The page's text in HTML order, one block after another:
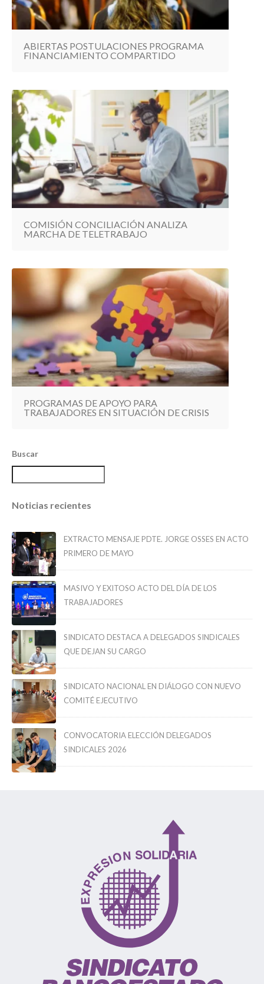
ABIERTAS POSTULACIONES PROGRAMA
FINANCIAMIENTO COMPARTIDO
COMISIÓN CONCILIACIÓN ANALIZA
MARCHA DE TELETRABAJO
PROGRAMAS DE APOYO PARA
TRABAJADORES EN SITUACIÓN DE CRISIS
Buscar
Noticias recientes
EXTRACTO MENSAJE PDTE. JORGE OSSES EN ACTO
PRIMERO DE MAYO
MASIVO Y EXITOSO ACTO DEL DÍA DE LOS
TRABAJADORES
SINDICATO DESTACA A DELEGADOS SINDICALES
QUE DEJAN SU CARGO
SINDICATO NACIONAL EN DIÁLOGO CON NUEVO
COMITÉ EJECUTIVO
CONVOCATORIA ELECCIÓN DELEGADOS
SINDICALES 2026